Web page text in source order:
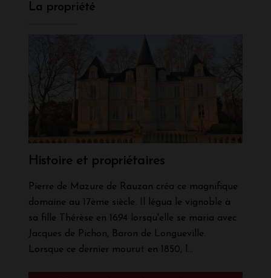
La propriété
Histoire et propriétaires
Pierre de Mazure de Rauzan créa ce magnifique
domaine au 17ème siècle. Il légua le vignoble à
sa fille Thérèse en 1694 lorsqu'elle se maria avec
Jacques de Pichon, Baron de Longueville.
Lorsque ce dernier mourut en 1850, l...